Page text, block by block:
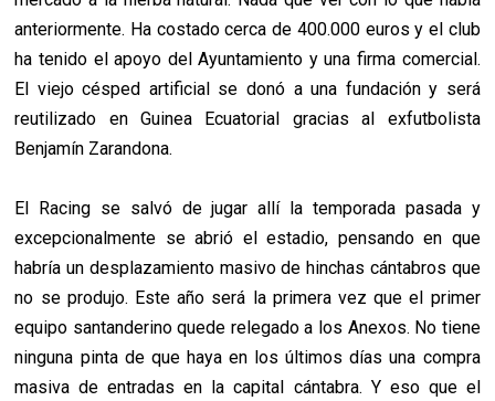
anteriormente. Ha costado cerca de 400.000 euros y el club
ha tenido el apoyo del Ayuntamiento y una firma comercial.
El viejo césped artificial se donó a una fundación y será
reutilizado en Guinea Ecuatorial gracias al exfutbolista
Benjamín Zarandona.
El Racing se salvó de jugar allí la temporada pasada y
excepcionalmente se abrió el estadio, pensando en que
habría un desplazamiento masivo de hinchas cántabros que
no se produjo. Este año será la primera vez que el primer
equipo santanderino quede relegado a los Anexos. No tiene
ninguna pinta de que haya en los últimos días una compra
masiva de entradas en la capital cántabra. Y eso que el